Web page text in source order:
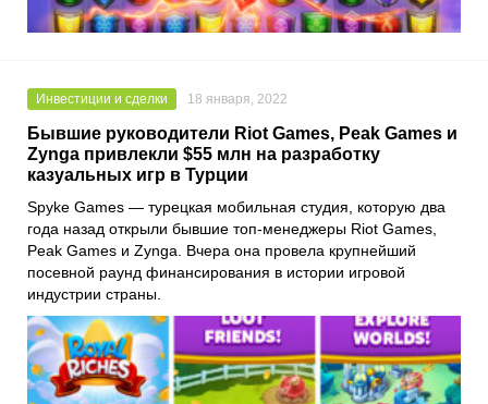
Инвестиции и сделки 18 января, 2022
Бывшие руководители Riot Games, Peak Games и
Zynga привлекли $55 млн на разработку
казуальных игр в Турции
Spyke Games — турецкая мобильная студия, которую два
года назад открыли бывшие топ-менеджеры Riot Games,
Peak Games и Zynga.
Вчера она провела крупнейший
посевной раунд финансирования в истории игровой
индустрии страны.